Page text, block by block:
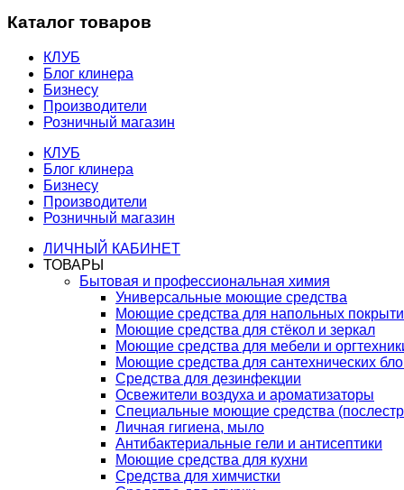
Каталог товаров
КЛУБ
Блог клинера
Бизнесу
Производители
Розничный магазин
КЛУБ
Блог клинера
Бизнесу
Производители
Розничный магазин
ЛИЧНЫЙ КАБИНЕТ
ТОВАРЫ
Бытовая и профессиональная химия
Универсальные моющие средства
Моющие средства для напольных
Моющие средства для стёкол и зеркал
Моющие средства для мебели и
Моющие средства для сантехнических
Средства для дезинфекции
Освежители воздуха и ароматизаторы
Специальные моющие средства
Личная гигиена, мыло
Антибактериальные гели и антисептики
Моющие средства для кухни
Средства для химчистки